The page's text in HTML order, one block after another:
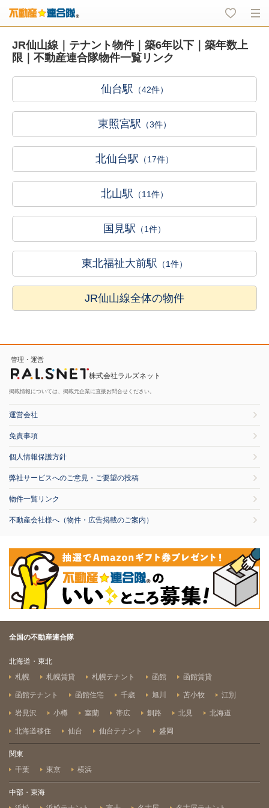
JR仙山線｜テナント物件｜築6年以下｜築年数上
限｜不動産連合隊物件一覧リンク
仙台駅 （42件）
東照宮駅 （3件）
北仙台駅 （17件）
北山駅 （11件）
国見駅 （1件）
東北福祉大前駅 （1件）
JR仙山線全体の物件
管理・運営
株式会社ラルズネット
掲載情報については、掲載元企業に直接お問合せください。
運営会社
免責事項
個人情報保護方針
弊社サービスへのご意見・ご要望の投稿
物件一覧リンク
不動産会社様へ（物件・広告掲載のご案内）
全国の不動産連合隊
北海道・東北
札幌
札幌賃貸 札幌テナント 函館 函館賃貸
函館テナント 函館住宅 千歳 旭川 苫小牧 江別
岩見沢 小樽 室蘭 帯広 釧路 北見 北海道
北海道移住 仙台 仙台テナント 盛岡
関東
千葉
東京 横浜
中部・東海